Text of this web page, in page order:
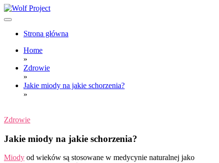
Skip
to
Wolf Project
Strona główna
Home
»
Zdrowie
»
Jakie miody na jakie schorzenia?
»
Zdrowie
Jakie miody na jakie schorzenia?
Miody od wieków są stosowane w medycynie naturalnej jako